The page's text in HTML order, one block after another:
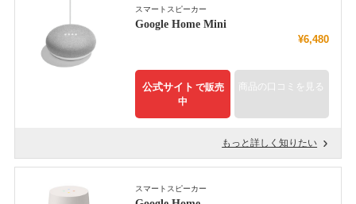
スマートスピーカー
Google Home Mini
¥6,480
公式サイト で販売
中
商品の口コミを見る
もっと詳しく知りたい
スマートスピーカー